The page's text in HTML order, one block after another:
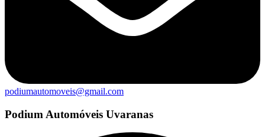
podiumautomoveis@gmail.com
Podium Automóveis Uvaranas